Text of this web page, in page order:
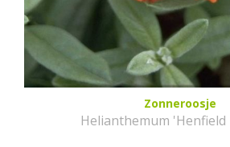
Zonneroosje
Helianthemum